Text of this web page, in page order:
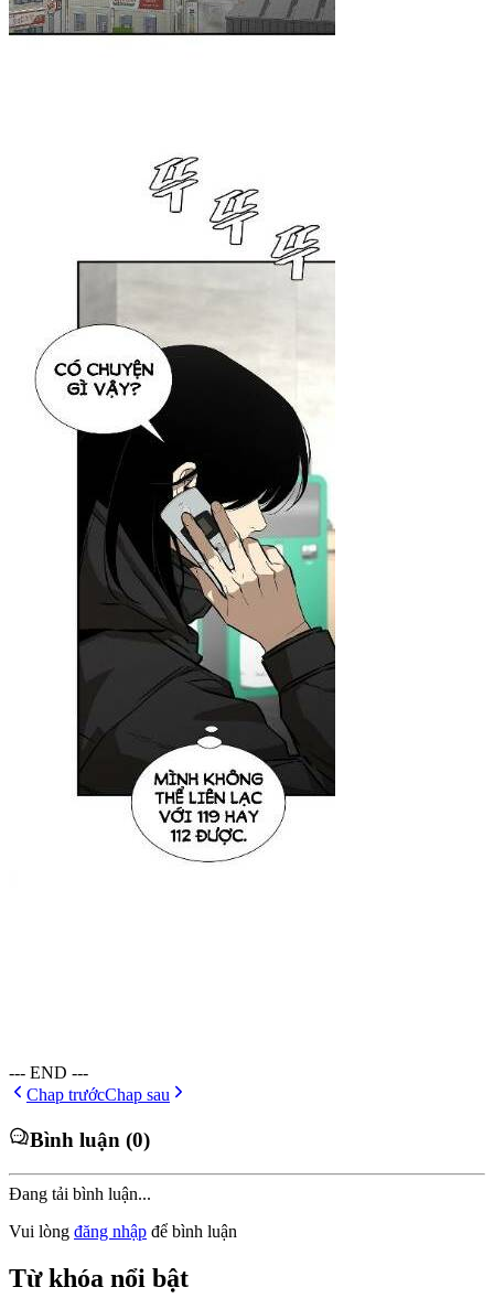
--- END ---
Chap trướcChap sau
Bình luận (0)
Đang tải bình luận...
Vui lòng đăng nhập để bình luận
Từ khóa nổi bật